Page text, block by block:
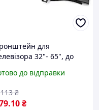
для
32"- 65", до
/ Кріплення для
до відправки
.10₴
₴